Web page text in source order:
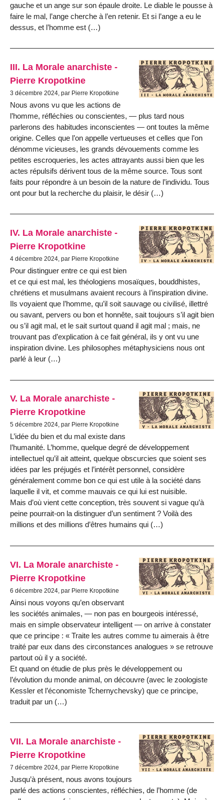
gauche et un ange sur son épaule droite. Le diable le pousse à
faire le mal, l’ange cherche à l’en retenir. Et si l’ange a eu le
dessus, et l’homme est (…)
III. La Morale anarchiste -
Pierre Kropotkine
3 décembre 2024, par Pierre Kropotkine
Nous avons vu que les actions de
l’homme, réfléchies ou conscientes, — plus tard nous
parlerons des habitudes inconscientes — ont toutes la même
origine. Celles que l’on appelle vertueuses et celles que l’on
dénomme vicieuses, les grands dévouements comme les
petites escroqueries, les actes attrayants aussi bien que les
actes répulsifs dérivent tous de la même source. Tous sont
faits pour répondre à un besoin de la nature de l’individu. Tous
ont pour but la recherche du plaisir, le désir (…)
IV. La Morale anarchiste -
Pierre Kropotkine
4 décembre 2024, par Pierre Kropotkine
Pour distinguer entre ce qui est bien
et ce qui est mal, les théologiens mosaïques, bouddhistes,
chrétiens et musulmans avaient recours à l’inspiration divine.
Ils voyaient que l’homme, qu’il soit sauvage ou civilisé, illettré
ou savant, pervers ou bon et honnête, sait toujours s’il agit bien
ou s’il agit mal, et le sait surtout quand il agit mal ; mais, ne
trouvant pas d’explication à ce fait général, ils y ont vu une
inspiration divine. Les philosophes métaphysiciens nous ont
parlé à leur (…)
V. La Morale anarchiste -
Pierre Kropotkine
5 décembre 2024, par Pierre Kropotkine
L’idée du bien et du mal existe dans
l’humanité. L’homme, quelque degré de développement
intellectuel qu’il ait atteint, quelque obscurcies que soient ses
idées par les préjugés et l’intérêt personnel, considère
généralement comme bon ce qui est utile à la société dans
laquelle il vit, et comme mauvais ce qui lui est nuisible.
Mais d’où vient cette conception, très souvent si vague qu’à
peine pourrait-on la distinguer d’un sentiment ? Voilà des
millions et des millions d’êtres humains qui (…)
VI. La Morale anarchiste -
Pierre Kropotkine
6 décembre 2024, par Pierre Kropotkine
Ainsi nous voyons qu’en observant
les sociétés animales, — non pas en bourgeois intéressé,
mais en simple observateur intelligent — on arrive à constater
que ce principe : « Traite les autres comme tu aimerais à être
traité par eux dans des circonstances analogues » se retrouve
partout où il y a société.
Et quand on étudie de plus près le développement ou
l’évolution du monde animal, on découvre (avec le zoologiste
Kessler et l’économiste Tchernychevsky) que ce principe,
traduit par un (…)
VII. La Morale anarchiste -
Pierre Kropotkine
7 décembre 2024, par Pierre Kropotkine
Jusqu’à présent, nous avons toujours
parlé des actions conscientes, réfléchies, de l’homme (de